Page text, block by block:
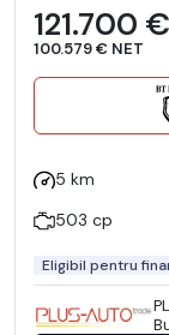
121.700 €
100.579 € NET
5 km
503 cp
Eligibil pentru